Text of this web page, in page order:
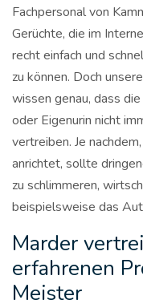
Fachpersonal von
Gerüchte, die im
recht einfach und
zu können. Doch
wissen genau, dass
oder Eigenurin nicht
vertreiben. Je
anrichtet, sollte
zu schlimmeren,
beispielsweise das
Marder
erfahrenen
Meister